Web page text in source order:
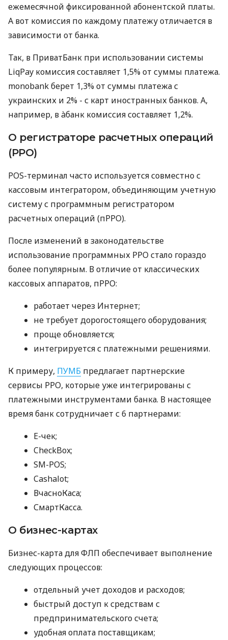
ежемесячной фиксированной абонентской платы.
А вот комиссия по каждому платежу отличается в
зависимости от банка.
Так, в ПриватБанк при использовании системы
LiqPay комиссия составляет 1,5% от суммы платежа.
monobank берет 1,3% от суммы платежа с
украинских и 2% - с карт иностранных банков. А,
например, в àбанк комиссия составляет 1,2%.
О регистраторе расчетных операций
(РРО)
POS-терминал часто используется совместно с
кассовым интегратором, объединяющим учетную
систему с программным регистратором
расчетных операций (пРРО).
После изменений в законодательстве
использование программных РРО стало гораздо
более популярным. В отличие от классических
кассовых аппаратов, пРРО:
работает через Интернет;
не требует дорогостоящего оборудования;
проще обновляется;
интегрируется с платежными решениями.
К примеру, ПУМБ предлагает партнерские
сервисы РРО, которые уже интегрированы с
платежными инструментами банка. В настоящее
время банк сотрудничает с 6 партнерами:
E-чек;
CheckBox;
SM-POS;
Cashalot;
ВчасноКаса;
СмартКасса.
О бизнес-картах
Бизнес-карта для ФЛП обеспечивает выполнение
следующих процессов:
отдельный учет доходов и расходов;
быстрый доступ к средствам с
предпринимательского счета;
удобная оплата поставщикам;